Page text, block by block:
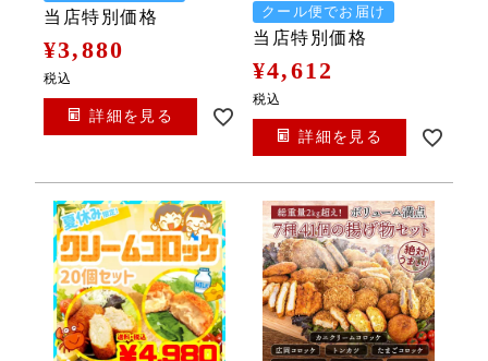
当店特別価格
¥3,880
税込
詳細を見る
クール便でお届け
当店特別価格
¥4,612
税込
詳細を見る